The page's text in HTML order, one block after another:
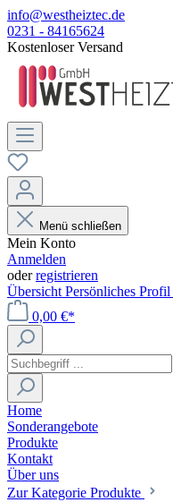
info@westheiztec.de
0231 - 84165624
Kostenloser Versand
Menü schließen
Mein Konto
Anmelden
oderregistrieren
Übersicht Persönliches Profil
0,00 €*
Home
Sonderangebote
Produkte
Kontakt
Über uns
Zur Kategorie Produkte